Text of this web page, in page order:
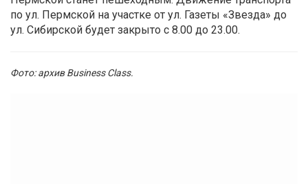
по ул. Пермской на участке от ул. Газеты «Звезда» до
ул. Сибирской будет закрыто с 8.00 до 23.00.
Фото: архив Business Class.